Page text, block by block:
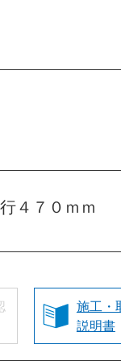
７０ｍｍ
施工・
説明書